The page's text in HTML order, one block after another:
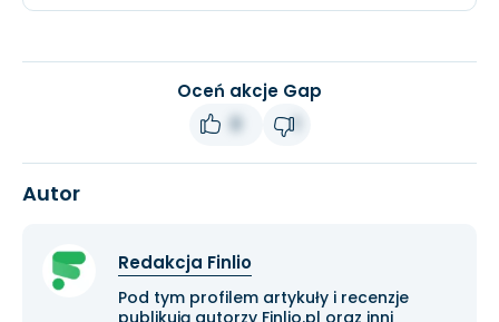
Oceń akcje Gap
1
Autor
Redakcja Finlio
Pod tym profilem artykuły i recenzje
publikują autorzy Finlio.pl oraz inni